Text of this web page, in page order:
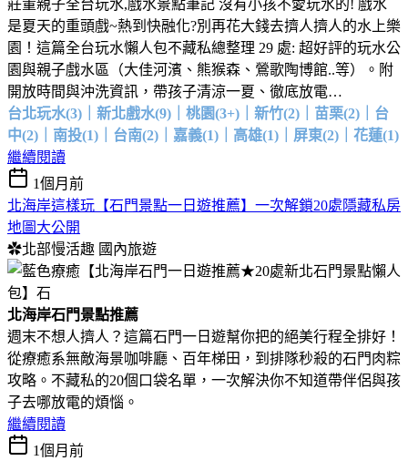
莊董親子全台玩水,戲水景點筆記 沒有小孩不愛玩水的! 戲水
是夏天的重頭戲~熱到快融化?別再花大錢去擠人擠人的水上樂
園！這篇全台玩水懶人包不藏私總整理 29 處: 超好評的玩水公
園與親子戲水區（大佳河濱、熊猴森、鶯歌陶博館..等）。附
開放時間與沖洗資訊，帶孩子清涼一夏、徹底放電…
台北玩水(3)｜新北戲水(9)｜桃園(3+)｜新竹(2)｜苗栗(2)｜台
中(2)｜南投(1)｜台南(2)｜嘉義(1)｜高雄(1)｜屏東(2)｜花蓮(1)
繼續閱讀
1個月前
北海岸這樣玩【石門景點一日遊推薦】一次解鎖20處隱藏私房
地圖大公開
✿北部慢活趣 國內旅遊
北海岸石門景點推薦
週末不想人擠人？這篇石門一日遊幫你把的絕美行程全排好！
從療癒系無敵海景咖啡廳、百年梯田，到排隊秒殺的石門肉粽
攻略。不藏私的20個口袋名單，一次解決你不知道帶伴侶與孩
子去哪放電的煩惱。
繼續閱讀
1個月前